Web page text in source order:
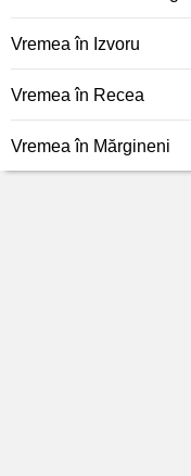
Vremea în Izvoru
Vremea în Recea
Vremea în Mărgineni